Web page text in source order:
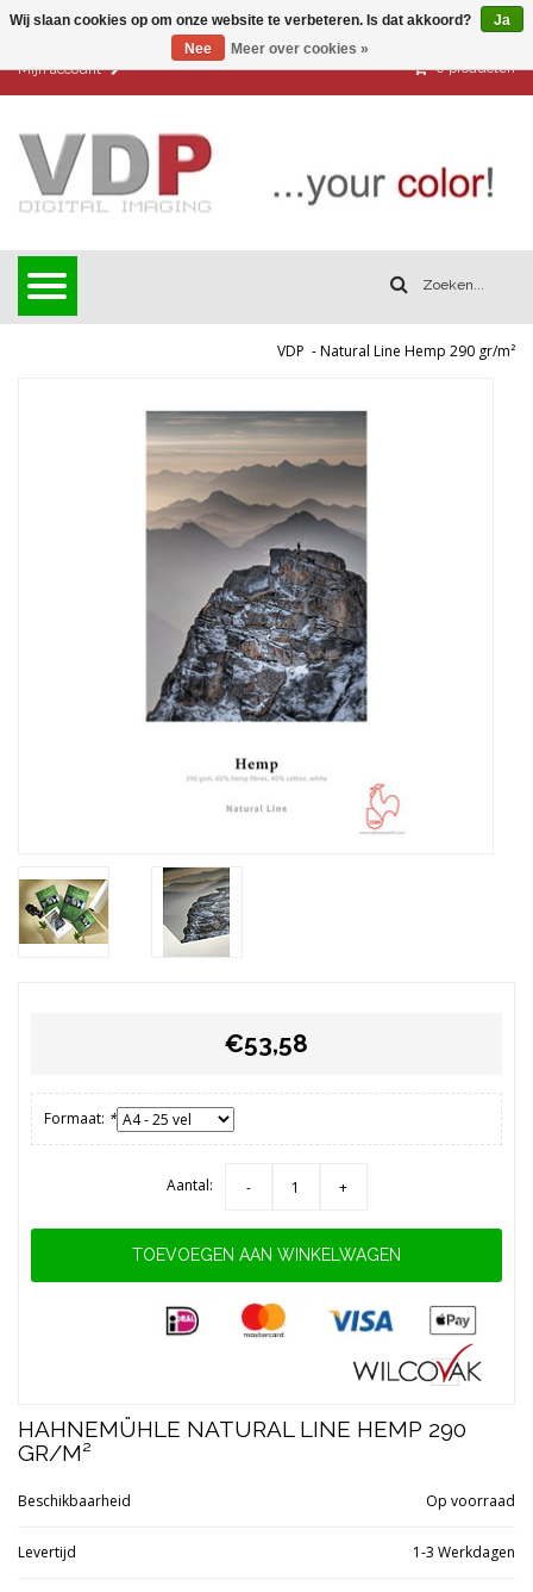
Mijn account 0 producten
VDP -Natural Line Hemp 290 gr/m²
€53,58
Formaat: *
Aantal: - +
TOEVOEGEN AAN WINKELWAGEN
HAHNEMÜHLE NATURAL LINE HEMP 290
GR/M²
Beschikbaarheid Op voorraad
Levertijd 1-3 Werkdagen
Wij slaan cookies op om onze website te verbeteren. Is dat akkoord?
Ja
Nee
Meer over cookies »